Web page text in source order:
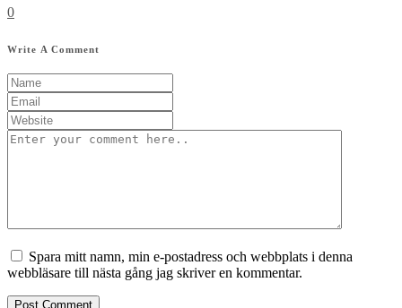
0
Write A Comment
Spara mitt namn, min e-postadress och webbplats i denna
webbläsare till nästa gång jag skriver en kommentar.